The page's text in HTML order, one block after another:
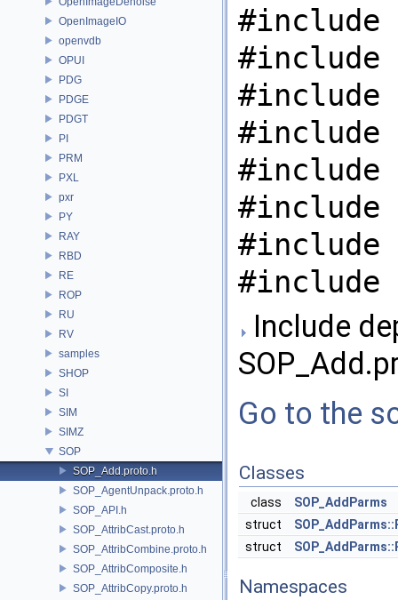
OpenImageIO
openvdb
OPUI
PDG
PDGE
PDGT
PI
PRM
PXL
pxr
PY
RAY
RBD
RE
ROP
RU
RV
samples
SHOP
SI
SIM
SIMZ
SOP
SOP_Add.proto.h
SOP_AgentUnpack.proto.h
SOP_API.h
SOP_AttribCast.proto.h
SOP_AttribCombine.proto.h
SOP_AttribComposite.h
SOP_AttribCopy.proto.h
#include
#include
#include
#include
#include
#include
#include
#include
Include
Go to the
Classes
class
SOP_AddParms
struct
struct
Namespaces